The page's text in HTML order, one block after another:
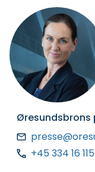
Øresundsbrons
+45 334 16 115